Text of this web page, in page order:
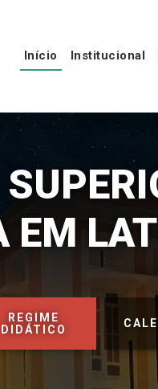
Início Institucional
EM
REGIME
DIDÁTICO